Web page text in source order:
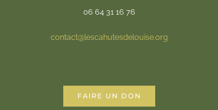
06 64 31 16 76
contact@lescahutesdelouise.org
FAIRE UN DON